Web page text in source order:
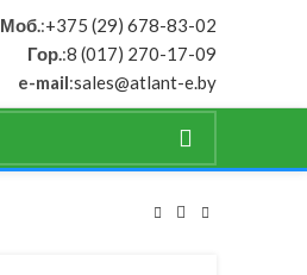
Моб.:+375 (29) 678-83-02
Гор.:8 (017) 270-17-09
e-mail:sales@atlant-e.by